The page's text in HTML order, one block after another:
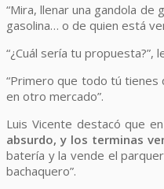
“Mira, llenar una gandola de
gasolina… o de quien está
“¿Cuál sería tu
“Primero que todo tú tienes
en otro mercado”.
Luis Vicente destacó que en
absurdo, y los terminas
batería y la vende el
bachaquero”.